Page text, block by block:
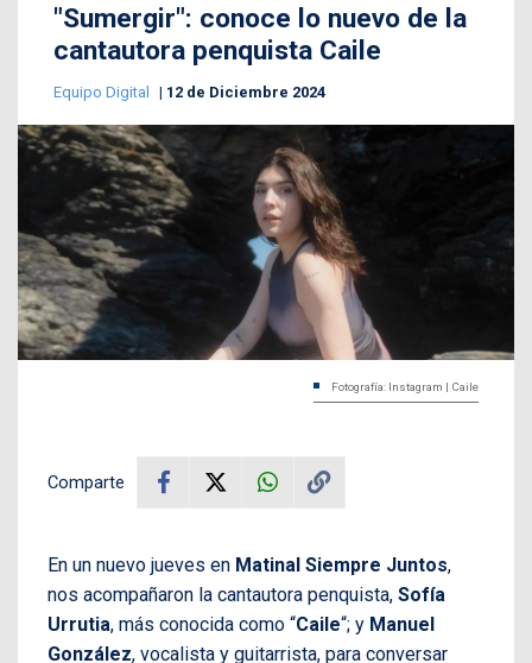
"Sumergir": conoce lo nuevo de la
cantautora penquista Caile
Equipo Digital 12 de Diciembre 2024
Fotografía: Instagram | Caile
Comparte
En un nuevo jueves en Matinal Siempre Juntos,
nos acompañaron la cantautora penquista, Sofía
Urrutia, más conocida como “Caile“; y Manuel
González, vocalista y guitarrista, para conversar